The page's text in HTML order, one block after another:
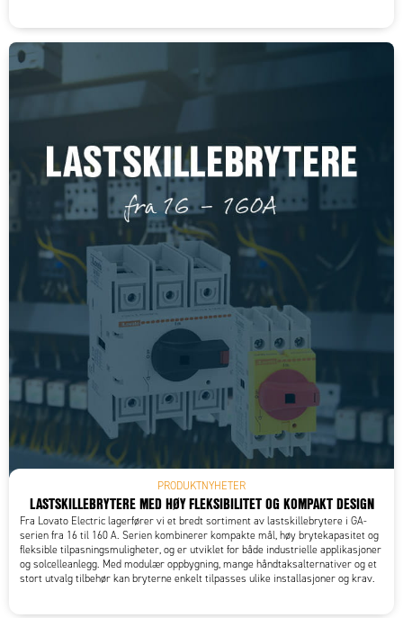
PRODUKTNYHETER
LASTSKILLEBRYTERE MED HØY FLEKSIBILITET OG KOMPAKT DESIGN
Fra Lovato Electric lagerfører vi et bredt sortiment av lastskillebrytere i GA-
serien fra 16 til 160 A. Serien kombinerer kompakte mål, høy brytekapasitet og
fleksible tilpasningsmuligheter, og er utviklet for både industrielle applikasjoner
og solcelleanlegg. Med modulær oppbygning, mange håndtaksalternativer og et
stort utvalg tilbehør kan bryterne enkelt tilpasses ulike installasjoner og krav.